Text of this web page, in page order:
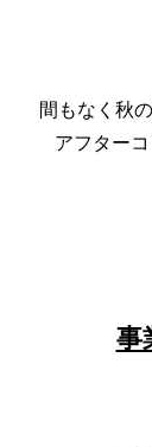
間もなく秋
アフター
事